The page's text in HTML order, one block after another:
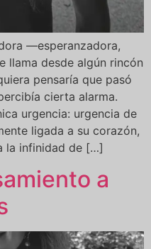
—esperanzadora,
llama desde algún rincón
pensaría que pasó
cierta alarma.
urgencia: urgencia de
ligada a su corazón,
la infinidad de […]
a